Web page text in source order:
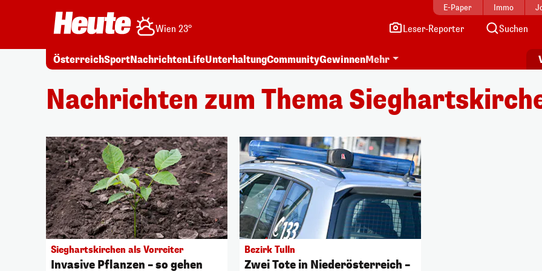
E-Paper Immo
Wien 23° Leser-Reporter Suchen
ÖsterreichSportNachrichtenLifeUnterhaltungCommunityGewinnenMehr
Nachrichten zum Thema
Sieghartskirchen als Vorreiter
Invasive Pflanzen – so gehen
Bezirk Tulln
Zwei Tote in Niederösterreich –